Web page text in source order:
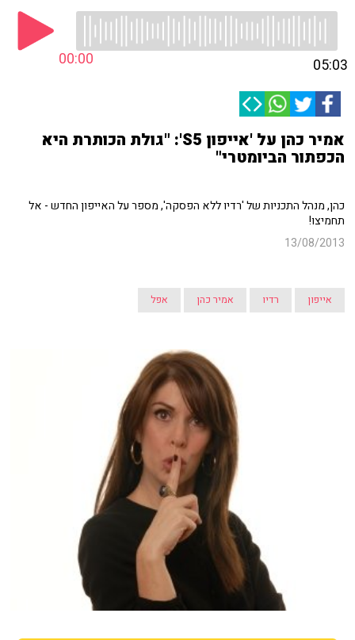
00:00 05:03
אמיר כהן על 'אייפון S5': "גולת הכותרת היא
הכפתור הביומטרי"
כהן, מנהל התכניות של 'רדיו ללא הפסקה', מספר על האייפון החדש - אל
תחמיצו!
13/08/2013
אייפון רדיו אמיר כהן אפל